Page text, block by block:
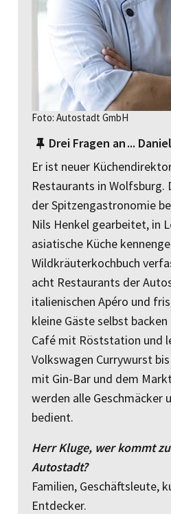
Foto: Autostadt GmbH
Drei Fragen an ...
Er ist neuer
Restaurants in Wolfsburg.
der Spitzengas­tronomie
Nils Henkel gearbeitet, in
asiatische Küche
Wildkräuterkochbuch
acht Restaurants der
italienischen Apéro und
kleine Gäste selbst
Café mit Röststation und
Volkswagen Currywurst
mit Gin-Bar und dem
werden alle Geschmäcker
bedient.
Herr Kluge, wer kommt
Autostadt?
Familien, Geschäftsleute,
Entdecker.